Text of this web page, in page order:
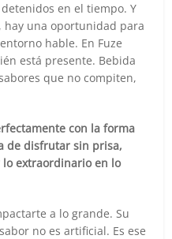
en el tiempo. Y
hay una oportunidad para
hable. En Fuze
está presente. Bebida
que no compiten,
con la forma
de disfrutar sin prisa,
extraordinario en lo
a lo grande. Su
no es artificial. Es ese